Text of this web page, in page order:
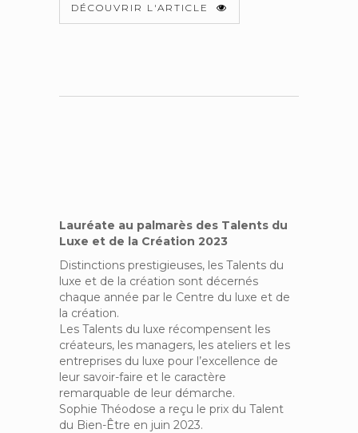
DÉCOUVRIR L'ARTICLE
Lauréate au palmarès des Talents du
Luxe et de la Création 2023
Distinctions prestigieuses, les Talents du
luxe et de la création sont décernés
chaque année par le Centre du luxe et de
la création.
Les Talents du luxe récompensent les
créateurs, les managers, les ateliers et les
entreprises du luxe pour l’excellence de
leur savoir-faire et le caractère
remarquable de leur démarche.
Sophie Théodose a reçu le prix du Talent
du Bien-Être en juin 2023.